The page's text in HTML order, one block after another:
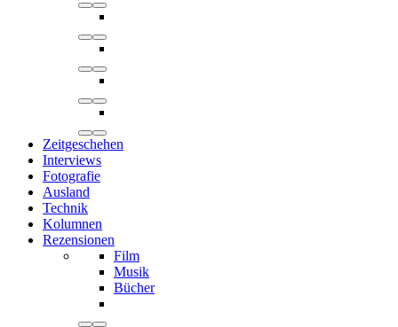
Zeitgeschehen
Interviews
Fotografie
Ausland
Technik
Kolumnen
Rezensionen
Film
Musik
Bücher